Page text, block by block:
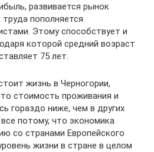
развивается рынок
пополняется
Этому способствует и
которой средний возраст
75 лет.
жизнь в Черногории,
стоимость проживания и
гораздо ниже, чем в других
потому, что экономика
со странами Европейского
жизни в стране в целом